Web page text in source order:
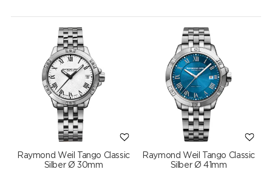
Raymond Weil Tango Classic
Silber Ø 30mm
Raymond Weil Tango Classic
Silber Ø 41mm